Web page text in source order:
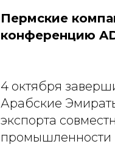
Пермские
конференцию
4 октября
Арабские
экспорта
промышленности